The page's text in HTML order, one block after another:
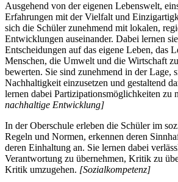
Ausgehend von der eigenen Lebenswelt,
Erfahrungen mit der Vielfalt und
sich die Schüler zunehmend mit lokalen,
Entwicklungen auseinander. Dabei lernen
Entscheidungen auf das eigene Leben, das
Menschen, die Umwelt und die Wirtschaft
bewerten. Sie sind zunehmend in der Lage,
Nachhaltigkeit einzusetzen und gestaltend
lernen dabei Partizipationsmöglichkeiten zu
nachhaltige Entwicklung]
In der Oberschule erleben die Schüler im
Regeln und Normen, erkennen deren
deren Einhaltung an. Sie lernen dabei
Verantwortung zu übernehmen, Kritik zu
Kritik umzugehen. [Sozialkompetenz]